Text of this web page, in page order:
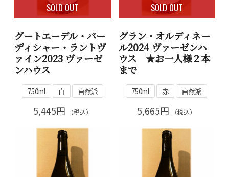
SOLD OUT
グートエーデル・バー
ディシャー・ラントヴ
ァイン2023 ヴァーゼ
ンハウス
750ml 白 自然派
5,445円 （税込）
SOLD OUT
グラン・オルディネー
ル2024 ヴァーゼンハ
ウス ★お一人様２本
まで
750ml 赤 自然派
5,665円 （税込）